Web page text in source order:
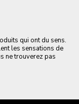
qui ont du sens.
les sensations de
ne trouverez pas